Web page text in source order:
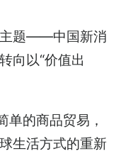
主题——中国新消
向以“价值出
单的商品贸易，
生活方式的重新